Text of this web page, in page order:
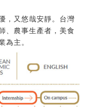
，又悠哉安靜。台灣
、農事生產者，美食
為主。